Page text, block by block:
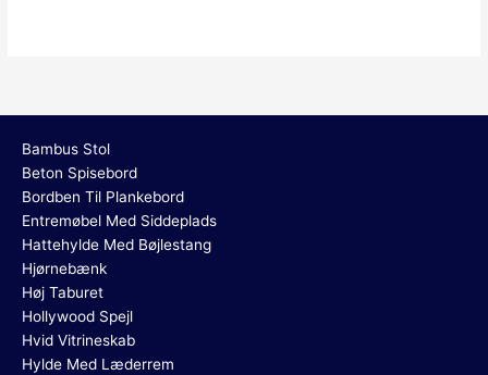
Bambus Stol
Beton Spisebord
Bordben Til Plankebord
Entremøbel Med Siddeplads
Hattehylde Med Bøjlestang
Hjørnebænk
Høj Taburet
Hollywood Spejl
Hvid Vitrineskab
Hylde Med Læderrem